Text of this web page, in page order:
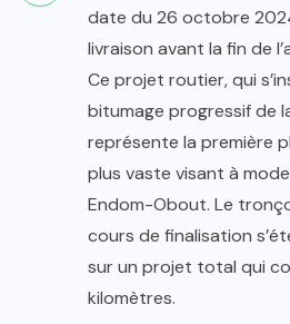
date du 26 octobre
livraison avant la fin de
Ce projet routier, qui
bitumage progressif de
représente la première
plus vaste visant à
Endom-Obout. Le
cours de finalisation
sur un projet total qui
kilomètres.